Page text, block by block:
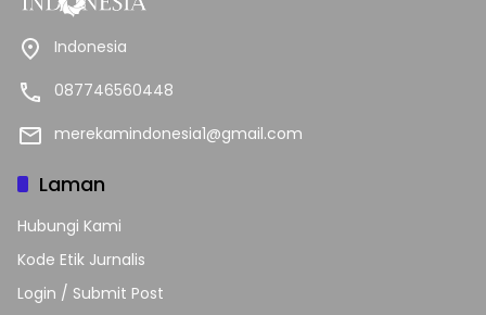
Indonesia
087746560448
merekamindonesia1@gmail.com
Laman
Hubungi Kami
Kode Etik Jurnalis
Login / Submit Post